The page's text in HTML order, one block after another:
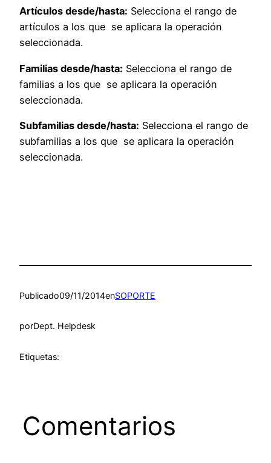
Artículos desde/hasta: Selecciona el rango de
artículos a los que se aplicara la operación
seleccionada.
Familias desde/hasta: Selecciona el rango de
familias a los que se aplicara la operación
seleccionada.
Subfamilias desde/hasta: Selecciona el rango de
subfamilias a los que se aplicara la operación
seleccionada.
Publicado09/11/2014enSOPORTE
porDept. Helpdesk
Etiquetas:
Comentarios